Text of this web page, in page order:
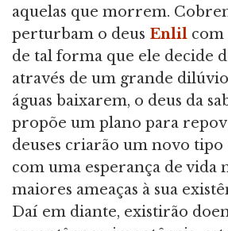
aquelas que morrem.
perturbam o deus Enlil com
de tal forma que ele decide
através de um grande
águas baixarem, o deus da
propõe um plano para
deuses criarão um novo tipo
com uma esperança de vida
maiores ameaças à sua
Daí em diante, existirão